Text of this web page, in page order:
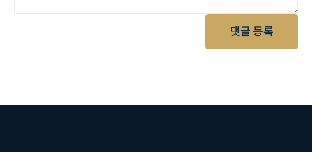
댓글 등록